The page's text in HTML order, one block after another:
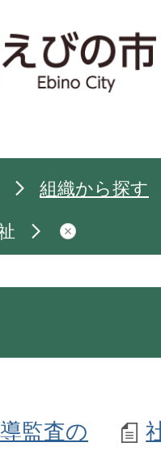
組織から探す
監査の